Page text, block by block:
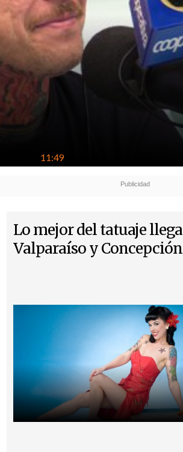
11:49
Lo mejor del tatuaje llega
Valparaíso y Concepción